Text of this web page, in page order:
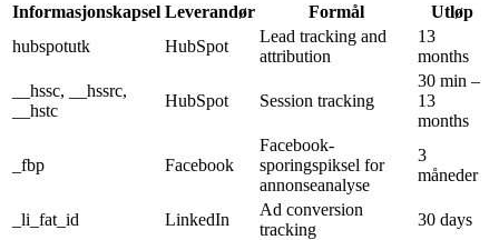
Informasjonskapsel Leverandør Formål
Utløp
hubspotutk
HubSpot
Lead tracking and
attribution
13
months
__hssc, __hssrc,
__hstc
HubSpot Session tracking
30 min –
13
months
_fbp Facebook
Facebook-
sporingspiksel for
annonseanalyse
3
måneder
_li_fat_id LinkedIn
Ad conversion
tracking
30 days